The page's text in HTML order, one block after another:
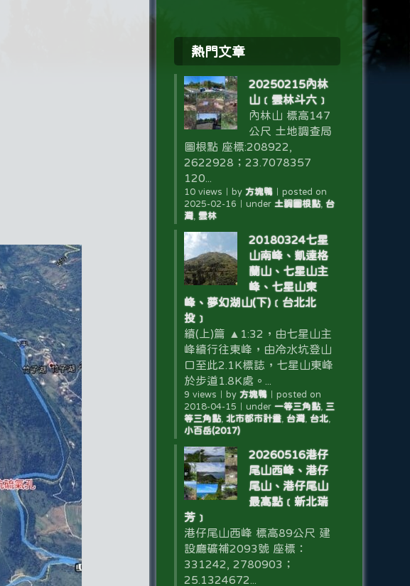
熱門文章
20250215內林
山﹝雲林斗六﹞
內林山 標高147
公尺 土地調查局
圖根點 座標:208922,
2622928；23.7078357
120...
10 views by 方塊鴨｜ posted on
2025-02-16
under 土調圖根點, 台
灣, 雲林
20180324七星
山南峰、凱達格
蘭山、七星山主
峰、七星山東
峰、夢幻湖山(下)﹝台北北
投﹞
續(上)篇 ▲1:32，由七星山主
峰續行往東峰，由冷水坑登山
口至此2.1K標誌，七星山東峰
於步道1.8K處。...
9 views by 方塊鴨｜ posted on
2018-04-15
under 一等三角點, 三
等三角點, 北市都市計畫, 台灣, 台北,
小百岳(2017)
20260516港仔
尾山西峰、港仔
尾山、港仔尾山
最高點﹝新北瑞
芳﹞
港仔尾山西峰 標高89公尺 建
設廳礦補2093號 座標：
331242, 2780903；
25.1324672...